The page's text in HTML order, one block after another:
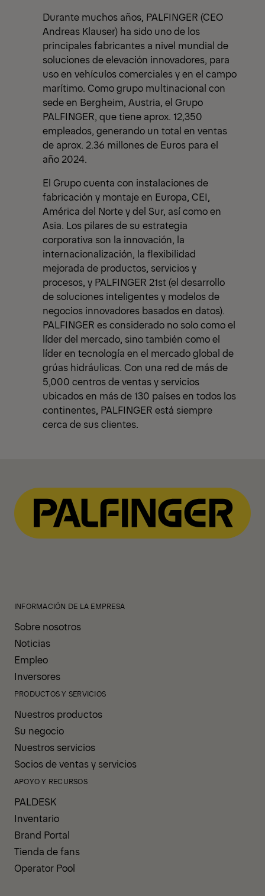
Durante muchos años, PALFINGER (CEO
Andreas Klauser) ha sido uno de los
principales fabricantes a nivel mundial de
soluciones de elevación innovadores, para
uso en vehículos comerciales y en el campo
marítimo. Como grupo multinacional con
sede en Bergheim, Austria, el Grupo
PALFINGER, que tiene aprox. 12,350
empleados, generando un total en ventas
de aprox. 2.36 millones de Euros para el
año 2024.
El Grupo cuenta con instalaciones de
fabricación y montaje en Europa, CEI,
América del Norte y del Sur, así como en
Asia. Los pilares de su estrategia
corporativa son la innovación, la
internacionalización, la flexibilidad
mejorada de productos, servicios y
procesos, y PALFINGER 21st (el desarrollo
de soluciones inteligentes y modelos de
negocios innovadores basados en datos).
PALFINGER es considerado no solo como el
líder del mercado, sino también como el
líder en tecnología en el mercado global de
grúas hidráulicas. Con una red de más de
5,000 centros de ventas y servicios
ubicados en más de 130 países en todos los
continentes, PALFINGER está siempre
cerca de sus clientes.
INFORMACIÓN DE LA EMPRESA
Sobre nosotros
Noticias
Empleo
Inversores
PRODUCTOS Y SERVICIOS
Nuestros productos
Su negocio
Nuestros servicios
Socios de ventas y servicios
APOYO Y RECURSOS
PALDESK
Inventario
Brand Portal
Tienda de fans
Operator Pool